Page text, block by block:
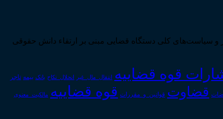
اهداف سند چشم‌انداز بیست ساله کشور و سیاست‌های کلی دستگاه قضایی مبنی بر ارتقاء دانش حقوقی
قوه قضاییه انتقال_مال_غیر انحلال_نکاح بانک بیمه تاجر
قضاوت قوانین_و_مقررات قوه قضاییه مالکیت_معنوی